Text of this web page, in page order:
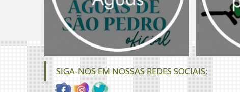
SIGA-NOS EM NOSSAS REDES SOCIAIS: